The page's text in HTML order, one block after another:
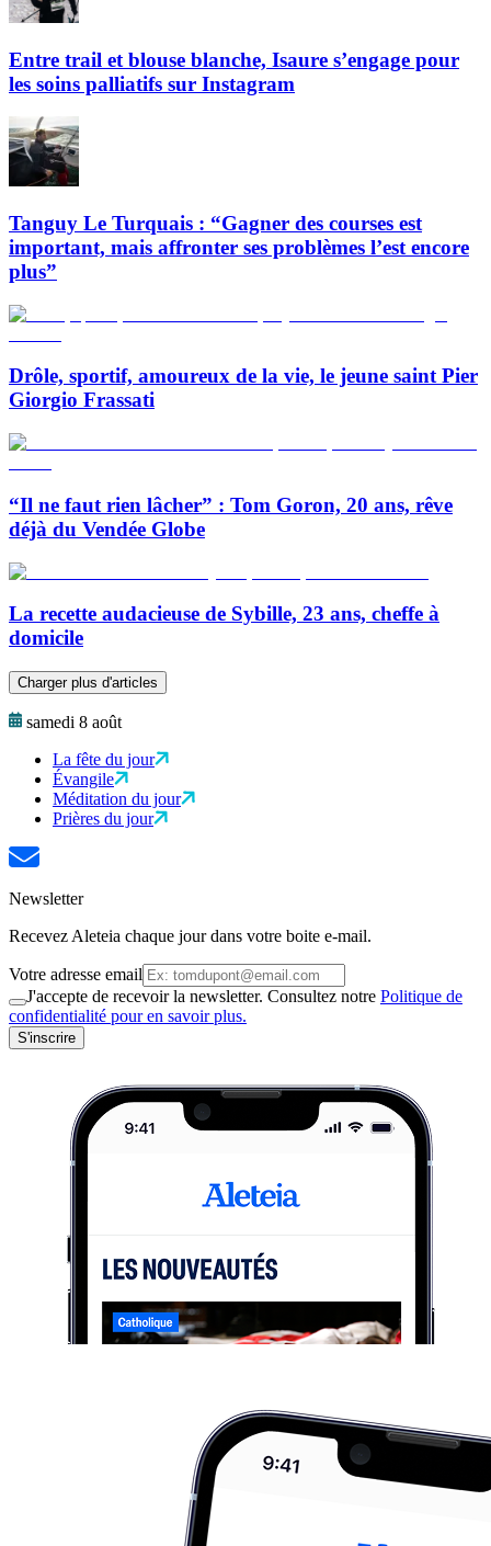
Entre trail et blouse blanche, Isaure s’engage pour
les soins palliatifs sur Instagram
Tanguy Le Turquais : “Gagner des courses est
important, mais affronter ses problèmes l’est encore
plus”
Drôle, sportif, amoureux de la vie, le jeune saint Pier
Giorgio Frassati
“Il ne faut rien lâcher” : Tom Goron, 20 ans, rêve
déjà du Vendée Globe
La recette audacieuse de Sybille, 23 ans, cheffe à
domicile
Charger plus d'articles
samedi 8 août
La fête du jour
Évangile
Méditation du jour
Prières du jour
Newsletter
Recevez Aleteia chaque jour dans votre boite e-mail.
Votre adresse email
J'accepte de recevoir la newsletter. Consultez notre Politique de
confidentialité pour en savoir plus.
S'inscrire